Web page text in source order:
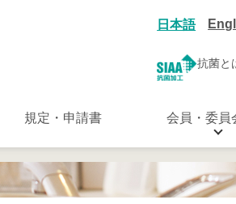
日本語
抗菌と
規定・申請書 会員・委員